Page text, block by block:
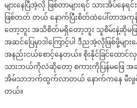
များနေပြီအဲ့လို ဖြစ်တာများရင် သားအိပ်န
ဖြစ်တတ် တယ် နောက်ပြီးစိတ်ထဲပေါ်တာအ
တော့ဘူး အသိစိတ်မရှိတော့ဘူး သူစိမ်းနဲ့ဆိုမဖ
အဆင်ပြေမှာဒါကြောင့်ပါ ဒီညအဲ့လိုဖြစ်ဖို့များ
အနည်းငယ်စောင့်နေတယ်။ စိုးနိုင်ခြင်ထေ
သားဘယ်ကိုလဲဆိုတော့ စကားကိုပြန်မဖြေ အခ
အိမ်သာဘက်ထွက်လာတယ် နောက်ကနေ မီးဖွင့်
တယ်။